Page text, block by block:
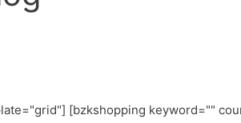
[bzkshopping keyword=""